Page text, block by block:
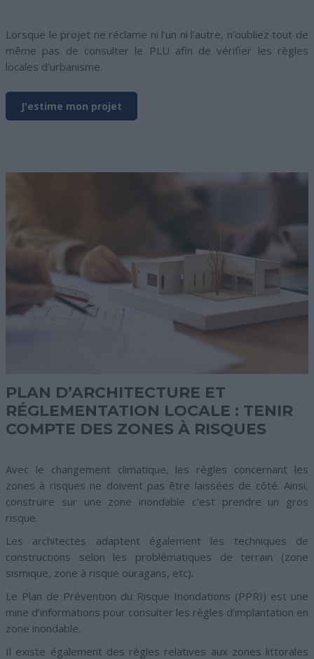
Lorsque le projet ne réclame ni l’un ni l’autre, n’oubliez tout de
même pas de consulter le PLU afin de vérifier les règles
locales d’urbanisme.
J'estime mon projet
PLAN D’ARCHITECTURE ET
RÉGLEMENTATION LOCALE : TENIR
COMPTE DES ZONES À RISQUES
Avec le changement climatique, les règles concernant les
zones à risques ne doivent pas être laissées de côté. Ainsi,
construire sur une zone inondable c’est prendre un gros
risque.
Les architectes adaptent également les techniques de
constructions selon les problématiques de terrain (zone
sismique, zone à risque ouragans, etc).
Le Plan de Prévention du Risque Inondations (PPRI) est une
mine d’informations pour consulter les règles d’implantation en
zone inondable.
Il existe également des règles relatives aux zones littorales